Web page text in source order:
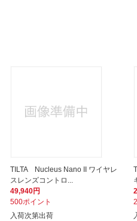
TILTA Nucleus Nano II ワイヤレ
スレンズコントロ...
49,940円
500ポイント
入荷次第出荷